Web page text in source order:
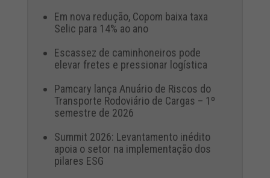
Em nova redução, Copom baixa taxa
Selic para 14% ao ano
Escassez de caminhoneiros pode
elevar fretes e pressionar logística
Pamcary lança Anuário de Riscos do
Transporte Rodoviário de Cargas – 1º
semestre de 2026
Summit 2026: Levantamento inédito
apoia o setor na implementação dos
pilares ESG